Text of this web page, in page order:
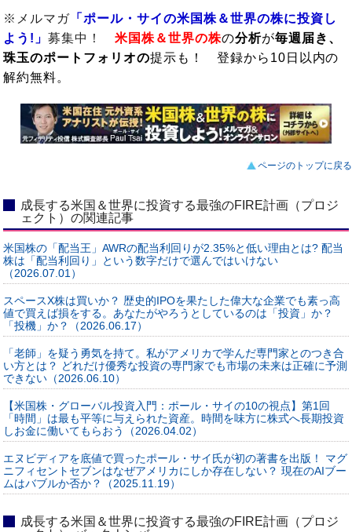
※メルマガ 「ポール・サイの米国株＆世界の株に投資し
よう!」募集中！米国株＆世界の株の分析が毎週届き、
珠玉のポートフォリオの提示も！ 登録から10日以内の
解約無料。
ページのトップに戻る
成長する米国＆世界に投資する最強のFIRE計画（プロジ
ェクト）の関連記事
米国株の「配当王」AWRの配当利回りが2.35%と低い理由とは? 配当
株は「配当利回り」という数字だけで選んではいけない
（2026.07.01）
スペースX株は買いか？ 歴史的IPOを果たした偉大な企業でも素っ高
値で買えば損をする。あなたがやろうとしているのは「投資」か？
「投機」か？（2026.06.17）
「老師」を疑う勇気を持て。私がアメリカで学んだ専門家とのつき合
い方とは？ どれだけ優秀な投資の専門家でも市場の未来は正確に予測
できない（2026.06.10）
【米国株・グローバル投資入門：ポール・サイの10の視点】第1回
「時間」は最も平等に与えられた資産。時間を味方に株式へ長期投資
しお金に働いてもらおう（2026.04.02）
エヌビディアを底値で買ったポール・サイ氏が初の著書を出版！ マグ
ニフィセントセブンはなぜアメリカにしか存在しない？ 現在のAIブー
ムはバブルか否か？（2025.11.19）
成長する米国＆世界に投資する最強のFIRE計画（プロジ